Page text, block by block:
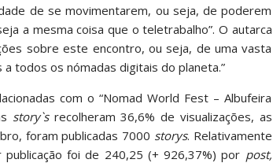
de se movimentarem, ou seja, de poderem
a mesma coisa que o teletrabalho”. O autarca
sobre este encontro, ou seja, de uma vasta
todos os nómadas digitais do planeta.”
com o “Nomad World Fest – Albufeira
story`srecolheram 36,6% de visualizações, as
foram publicadas 7000 storys. Relativamente
foi de 240,25 (+ 926,37%) por post,